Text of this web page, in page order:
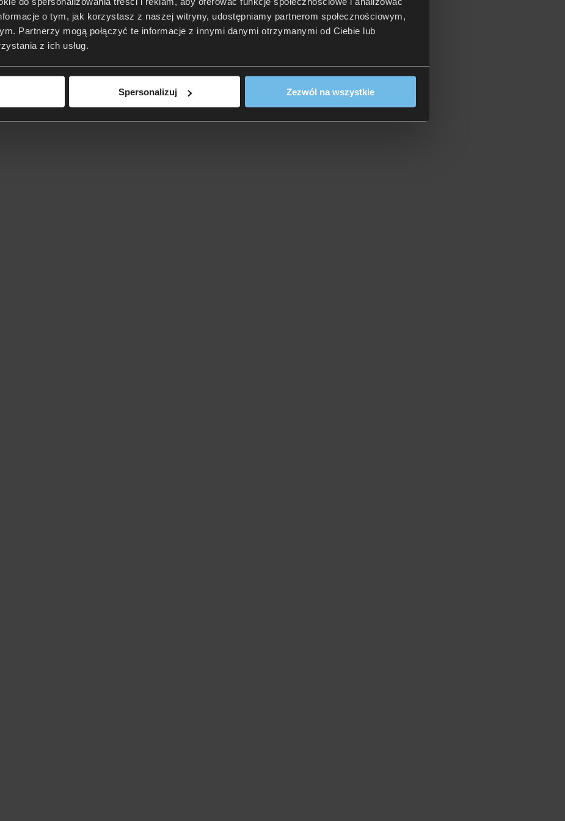
o tym, jak korzystasz z naszej witryny, udostępniamy partnerom społecznościowym,
Partnerzy mogą połączyć te informacje z innymi danymi otrzymanymi od Ciebie lub
z ich usług.
Spersonalizuj Zezwól na wszystkie